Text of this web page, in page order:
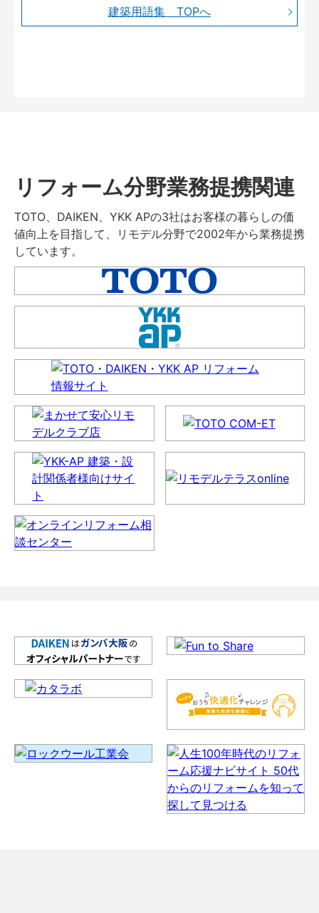
建築用語集 TOPへ
リフォーム分野業務提携関連
TOTO、DAIKEN、YKK APの3社はお客様の暮らしの価
値向上を目指して、リモデル分野で2002年から業務提携
しています。